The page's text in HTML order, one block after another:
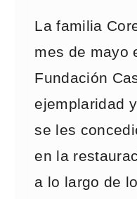
La familia
mes de mayo
Fundación
ejemplaridad
se les
en la
a lo largo de